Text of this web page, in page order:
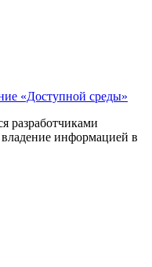
«Доступной среды»
разработчиками
информацией в